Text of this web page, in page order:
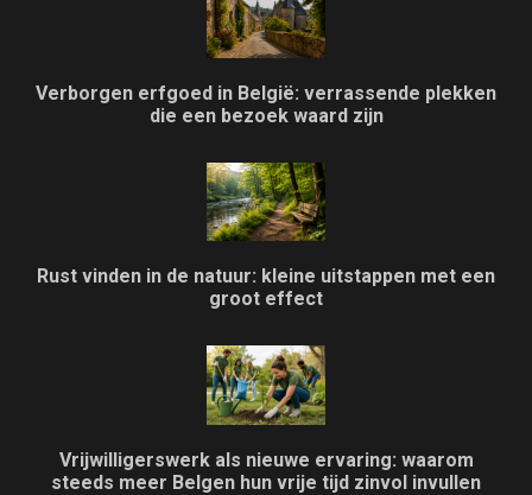
Verborgen erfgoed in België: verrassende plekken
die een bezoek waard zijn
Rust vinden in de natuur: kleine uitstappen met een
groot effect
Vrijwilligerswerk als nieuwe ervaring: waarom
steeds meer Belgen hun vrije tijd zinvol invullen